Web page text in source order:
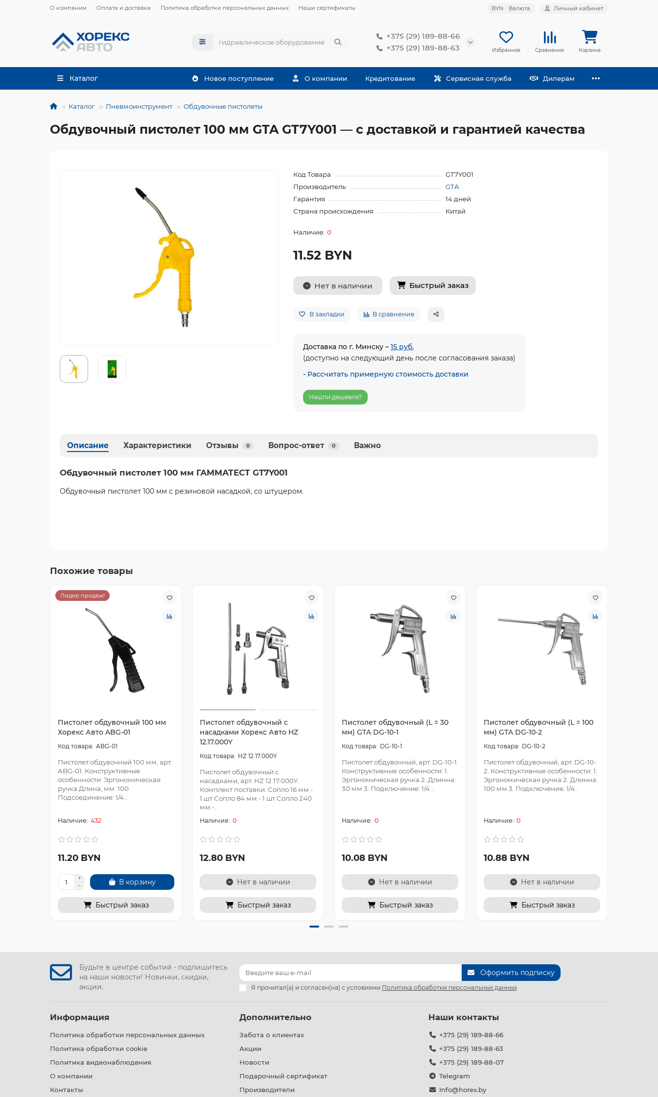
О компании Оплата и доставка Политика обработки персональных данных Наши сертификаты BYN Валюта Личный кабинет
+375 (29) 189-88-66
+375 (29) 189-88-63
Избранное Сравнение Корзина
Каталог Новое поступление О компании Кредитование Сервисная служба Дилерам
Каталог Пневмоинструмент Обдувочные пистолеты
Обдувочный пистолет 100 мм GTA GT7Y001 — с доставкой и гарантией качества
Код Товара
GT7Y001
Производитель
GTA
Гарантия
14 дней
Страна происхождения
Китай
0
11.52 BYN
Нет в наличии Быстрый заказ
В закладки В сравнение
Доставка по г. Минску – 15 руб.
(доступно на следующий день после согласования заказа)
- Рассчитать примерную стоимость доставки
Нашли дешевле?
Описание Характеристики Отзывы 0 Вопрос-ответ 0 Важно
Обдувочный пистолет 100 мм ГАММАТЕСТ GT7Y001
Обдувочный пистолет 100 мм с резиновой насадкой, со штуцером.
Похожие товары
Лидер продаж!
Пистолет обдувочный 100 мм
Хорекс Авто ABG-01
ABG-01
Пистолет обдувочный 100 мм, арт.
ABG-01. Конструктивные
особенности: Эргономическая
ручка Длина, мм: 100
Подсоединение: 1/4..
432
11.20 BYN
В корзину
Быстрый заказ
Пистолет обдувочный с
насадками Хорекс Авто HZ
12.17.000Y
HZ 12.17.000Y
Пистолет обдувочный с
насадками, арт. HZ 12.17.000Y.
Комплект поставки: Сопло 16 мм -
1 шт Сопло 84 мм - 1 шт Сопло 240
мм -..
0
12.80 BYN
Нет в наличии
Быстрый заказ
Пистолет обдувочный (L = 30
мм) GTA DG-10-1
DG-10-1
Пистолет обдувочный, арт. DG-10-1.
Конструктивные особенности: 1.
Эргономическая ручка 2. Длинна:
30 мм 3. Подключение: 1/4 ..
0
10.08 BYN
Нет в наличии
Быстрый заказ
Пистолет обдувочный (L = 100
мм) GTA DG-10-2
DG-10-2
Пистолет обдувочный, арт. DG-10-
2. Конструктивные особенности: 1.
Эргономическая ручка 2. Длинна:
100 мм 3. Подключение: 1/4..
0
10.88 BYN
Нет в наличии
Быстрый заказ
Будьте в центре событий - подпишитесь
на наши новости! Новинки, скидки,
акции.
Оформить подписку
Я прочитал(а) и согласен(на) с условиями Политика обработки персональных данных
Информация
Политика обработки персональных данных
Политика обработки cookie
Политика видеонаблюдения
О компании
Контакты
Дополнительно
Забота о клиентах
Акции
Новости
Подарочный сертификат
Производители
Наши контакты
+375 (29) 189-88-66
+375 (29) 189-88-63
+375 (29) 189-88-07
Telegram
Info@horex.by